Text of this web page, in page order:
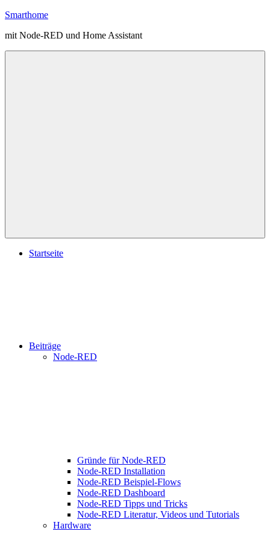
Zum
springen
Smarthome
mit Node-RED und Home Assistant
Startseite
Beiträge
Node-RED
Gründe für Node-RED
Node-RED Installation
Node-RED Beispiel-Flows
Node-RED Dashboard
Node-RED Tipps und Tricks
Node-RED Literatur, Videos und Tutorials
Hardware